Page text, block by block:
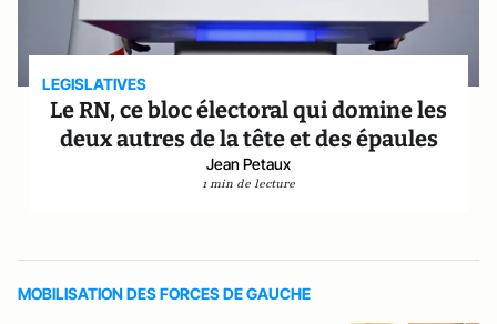
LEGISLATIVES
Le RN, ce bloc électoral qui domine les
deux autres de la tête et des épaules
Jean Petaux
1 min de lecture
MOBILISATION DES FORCES DE GAUCHE